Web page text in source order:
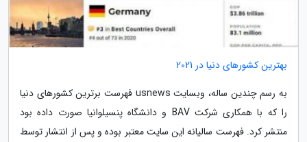
بهترین کشورهای دنیا در 2021
به رسم چندین ساله، وبسایت usnews فهرست برترین کشورهای دنیا
را که با همکاری شرکت BAV و دانشگاه پنسیلوانیا صورت داده بود
منتشر کرد. فهرست سالیانه این سایت معتبر بوده و پس از انتشار توسط